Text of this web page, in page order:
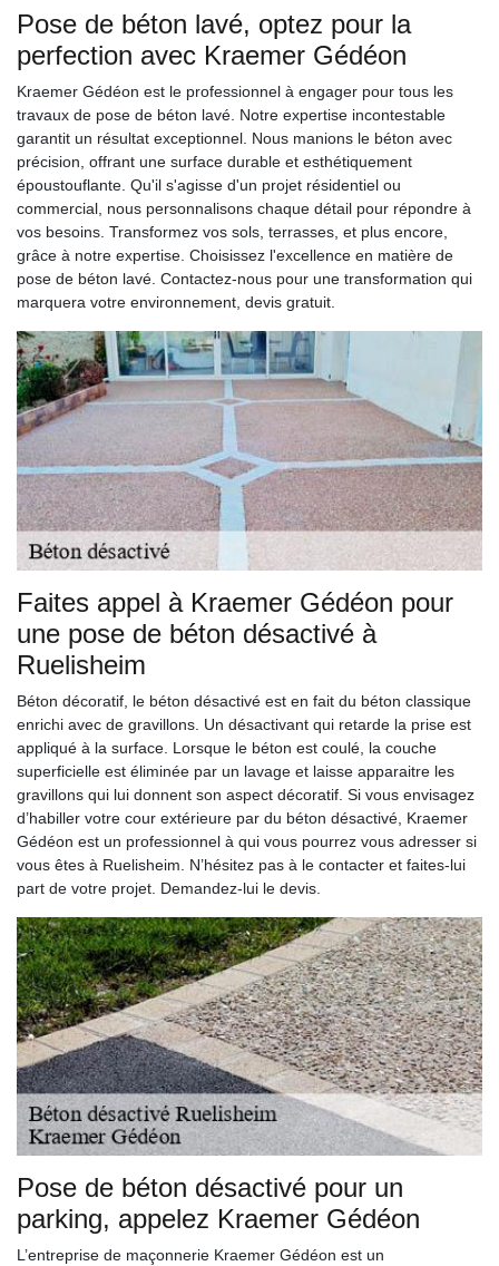
Pose de béton lavé, optez pour la
perfection avec Kraemer Gédéon
Kraemer Gédéon est le professionnel à engager pour tous les
travaux de pose de béton lavé. Notre expertise incontestable
garantit un résultat exceptionnel. Nous manions le béton avec
précision, offrant une surface durable et esthétiquement
époustouflante. Qu'il s'agisse d'un projet résidentiel ou
commercial, nous personnalisons chaque détail pour répondre à
vos besoins. Transformez vos sols, terrasses, et plus encore,
grâce à notre expertise. Choisissez l'excellence en matière de
pose de béton lavé. Contactez-nous pour une transformation qui
marquera votre environnement, devis gratuit.
Faites appel à Kraemer Gédéon pour
une pose de béton désactivé à
Ruelisheim
Béton décoratif, le béton désactivé est en fait du béton classique
enrichi avec de gravillons. Un désactivant qui retarde la prise est
appliqué à la surface. Lorsque le béton est coulé, la couche
superficielle est éliminée par un lavage et laisse apparaitre les
gravillons qui lui donnent son aspect décoratif. Si vous envisagez
d’habiller votre cour extérieure par du béton désactivé, Kraemer
Gédéon est un professionnel à qui vous pourrez vous adresser si
vous êtes à Ruelisheim. N’hésitez pas à le contacter et faites-lui
part de votre projet. Demandez-lui le devis.
Pose de béton désactivé pour un
parking, appelez Kraemer Gédéon
L’entreprise de maçonnerie Kraemer Gédéon est un